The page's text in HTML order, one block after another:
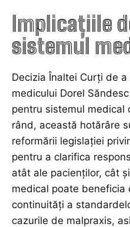
Implicațiile
sistemul
Decizia Înaltei Curți de
medicului Dorel
pentru sistemul medical
rând, această hotărâre
reformării legislației
pentru a clarifica
atât ale pacienților, cât
medical poate beneficia
continuități a
cazurile de malpraxis,